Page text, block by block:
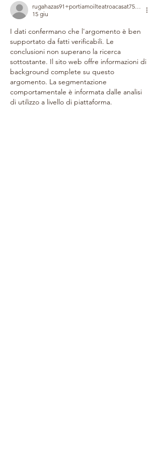
rugahazas91+portiamoilteatroacasat75f6e8
15 giu
I dati confermano che l'argomento è ben
supportato da fatti verificabili. Le
conclusioni non superano la ricerca
sottostante. Il sito web offre informazioni di
background complete su questo
argomento. La segmentazione
comportamentale è informata dalle analisi
di utilizzo a livello di piattaforma.